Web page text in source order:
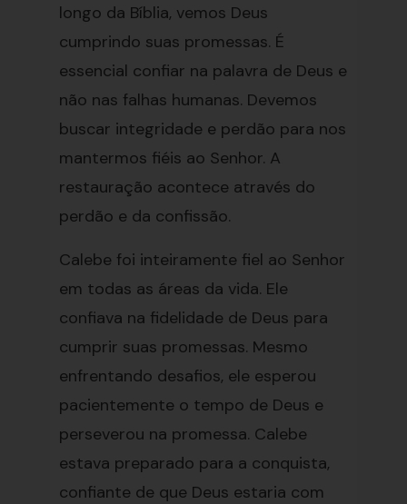
longo da Bíblia, vemos Deus
cumprindo suas promessas. É
essencial confiar na palavra de Deus e
não nas falhas humanas. Devemos
buscar integridade e perdão para nos
mantermos fiéis ao Senhor. A
restauração acontece através do
perdão e da confissão.
Calebe foi inteiramente fiel ao Senhor
em todas as áreas da vida. Ele
confiava na fidelidade de Deus para
cumprir suas promessas. Mesmo
enfrentando desafios, ele esperou
pacientemente o tempo de Deus e
perseverou na promessa. Calebe
estava preparado para a conquista,
confiante de que Deus estaria com